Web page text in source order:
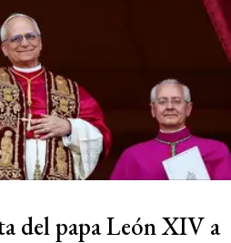
del papa León XIV a